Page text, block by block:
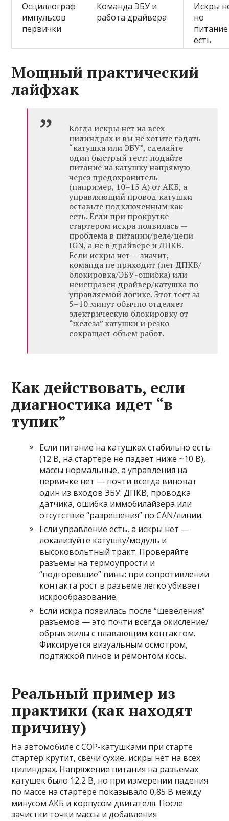
Осциллограф
импульсов
первички
Команда ЭБУ и
работа драйвера
Искры
но
питание
есть
Мощный практический
лайфхак
Когда искры нет на всех
цилиндрах и вы не хотите гадать
“катушка или ЭБУ”, сделайте
один быстрый тест: подайте
питание на катушку напрямую
через предохранитель
(например, 10–15 А) от АКБ, а
управляющий провод катушки
оставьте подключенным как
есть. Если при прокрутке
стартером искра появилась —
проблема в питании/реле/цепи
IGN, а не в драйвере и ДПКВ.
Если искры нет — значит,
команда не приходит (нет ДПКВ/
блокировка/ЭБУ-ошибка) или
неисправен драйвер/катушка по
управляемой логике. Этот тест за
5–10 минут обычно отделяет
электрическую блокировку от
“железа” катушки и резко
сокращает объем работ.
Как действовать, если
диагностика идет “в
тупик”
Если питание на катушках стабильно есть
(12 В, на стартере не падает ниже ~10 В),
массы нормальные, а управления на
первичке нет — почти всегда виноват
один из входов ЭБУ: ДПКВ, проводка
датчика, ошибка иммобилайзера или
отсутствие “разрешения” по CAN/линии.
Если управление есть, а искры нет —
локализуйте катушку/модуль и
высоковольтный тракт. Проверяйте
разъемы на термоупрости и
“подгоревшие” пины: при сопротивлении
контакта рост в разъеме легко убивает
искрообразование.
Если искра появилась после “шевеления”
разъемов — это почти всегда окисление/
обрыв жилы с плавающим контактом.
Фиксируется визуальным осмотром,
подтяжкой пинов и ремонтом косы.
Реальный пример из
практики (как находят
причину)
На автомобиле с COP-катушками при старте
стартер крутит, свечи сухие, искры нет на всех
цилиндрах. Напряжение питания на разъемах
катушек было 12,2 В, но при измерении падения
по массе на стартере показывало 0,85 В между
минусом АКБ и корпусом двигателя. После
зачистки точки массы и добавления